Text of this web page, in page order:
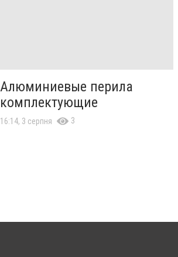
Алюминиевые перила
комплектующие
16:14, 3 серпня 3